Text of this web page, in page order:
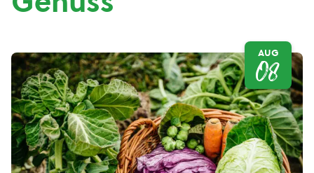
AUG
08